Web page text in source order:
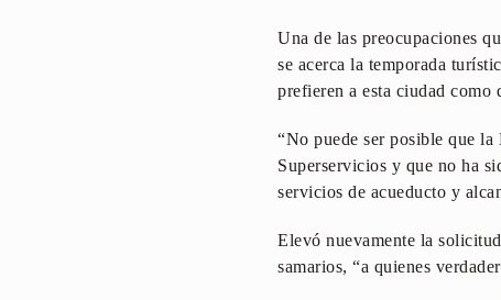
Una de las preocupaciones
se acerca la temporada
prefieren a esta ciudad como
“No puede ser posible que la
Superservicios y que no ha
servicios de acueducto y
Elevó nuevamente la
samarios, “a quienes